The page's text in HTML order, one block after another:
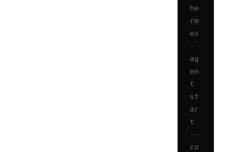
he
rm
es
-
ag
en
t
st
ar
t
--
co